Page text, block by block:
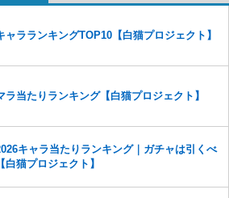
する※投稿内容を確認後、順次対応さ
承ください。
は復元ができませんのでご注意くだ
反や、弊社に損害の及ぶ内容の書き込みがあ
らせていただく場合もございますので、あら
。
ャラランキングTOP10【白猫プロジェクト】
ラ当たりランキング【白猫プロジェクト】
キャラ当たりランキング｜ガチャは引くべ
白猫プロジェクト】